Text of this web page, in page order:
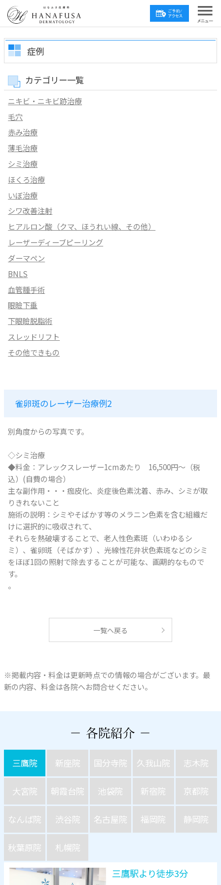
症例
カテゴリー一覧
ニキビ・ニキビ跡治療
毛穴
赤み治療
薄毛治療
シミ治療
ほくろ治療
いぼ治療
シワ改善注射
ヒアルロン酸（クマ、ほうれい線、その他）
レーザーディーブピーリング
ダーマペン
BNLS
血管腫手術
眼瞼下垂
下眼瞼脱脂術
スレッドリフト
その他できもの
雀卵斑のレーザー治療例2
別角度からの写真です。
◇シミ治療
◆料金：アレックスレーザー1cmあたり 16,500円～（税
込）(自費の場合）
主な副作用・・・痂皮化、炎症後色素沈着、赤み、シミが取
りきれないこと
施術の説明：シミやそばかす等のメラニン色素を含む組織だ
けに選択的に吸収されて、
それらを熱破壊することで、老人性色素斑（いわゆるシ
ミ）、雀卵斑（そばかす）、光線性花弁状色素斑などのシミ
をほぼ1回の照射で除去することが可能な、画期的なもので
す。
。
一覧へ戻る
※掲載内容・料金は更新時点での情報の場合がございます。最
新の内容、料金は各院へお問合せください。
三鷹院 新座院 国分寺院 久我山院 志木院
大宮院 朝霞台院 池袋院 新宿院 京都院
なんば院 渋谷院 名古屋院 福岡院 静岡院
秋葉原院 札幌院
三鷹駅より徒歩3分